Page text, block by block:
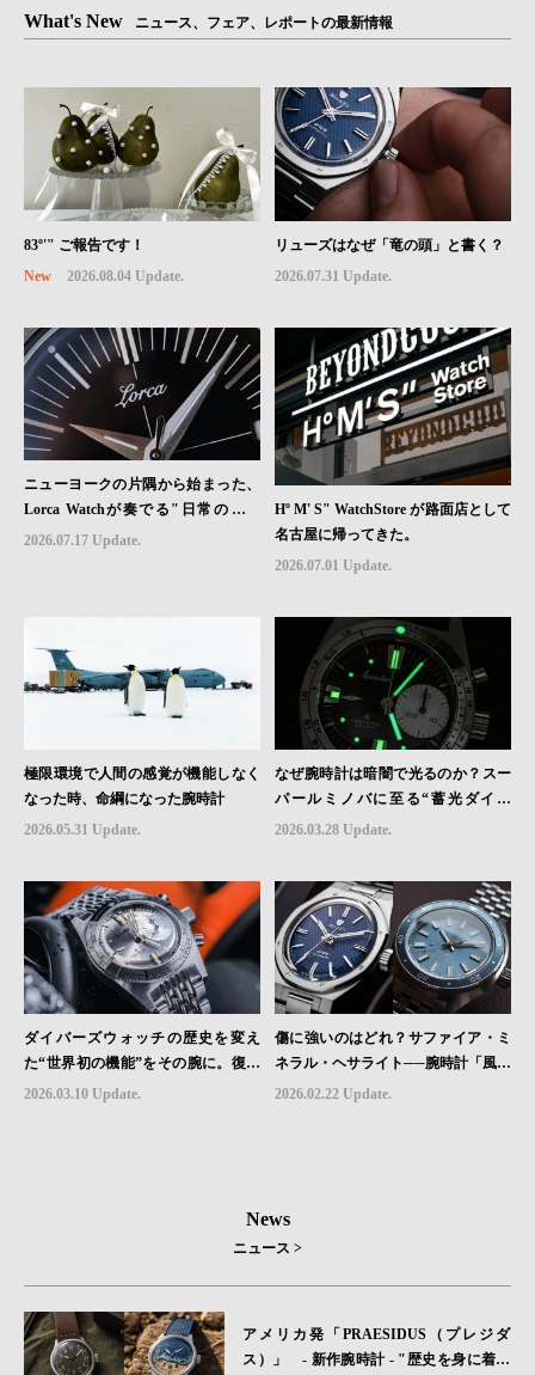
What's New ニュース、フェア、レポートの最新情報
83º'" ご報告です！
New
2026.08.04 Update.
リューズはなぜ「竜の頭」と書く？
2026.07.31 Update.
ニューヨークの片隅から始まった、
Lorca Watchが奏でる"日常のロマ
ン"｜Brand Picks #08
2026.07.17 Update.
Hº M' S" WatchStore が路面店として
名古屋に帰ってきた。
2026.07.01 Update.
極限環境で人間の感覚が機能しなく
なった時、命綱になった腕時計
2026.05.31 Update.
なぜ腕時計は暗闇で光るのか？スー
パールミノバに至る“蓄光ダイヤ
ル”の進化と物語
2026.03.28 Update.
ダイバーズウォッチの歴史を変え
た“世界初の機能”をその腕に。復活
を遂げたAquastarの革新｜HMS Bra
2026.03.10 Update.
傷に強いのはどれ？サファイア・ミ
ネラル・ヘサライト──腕時計「風防
素材」の本当の違い
2026.02.22 Update.
News
ニュース >
アメリカ発「PRAESIDUS（プレジダ
ス）」 - 新作腕時計 - "歴史を身に着け